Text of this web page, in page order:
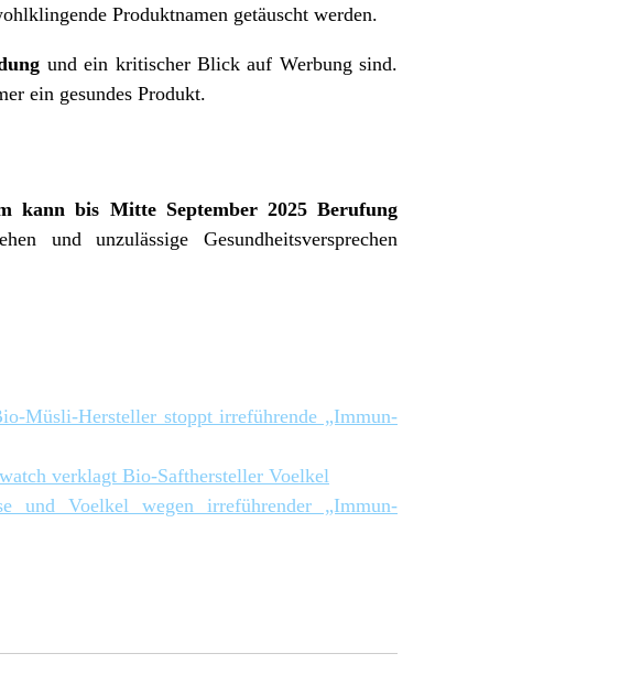
Produktnamen getäuscht werden.
und ein kritischer Blick auf Werbung sind.
ein gesundes Produkt.
kann bis Mitte September 2025 Berufung
und unzulässige Gesundheitsversprechen
Müsli-Hersteller stoppt irreführende „Immun-
verklagt Bio-Safthersteller Voelkel
und Voelkel wegen irreführender „Immun-